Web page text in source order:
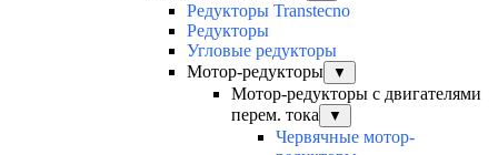
Редукторы Transtecno
Редукторы
Угловые редукторы
Мотор-редукторы
▼
Мотор-редукторы с двигателями
перем. тока
▼
Червячные мотор-